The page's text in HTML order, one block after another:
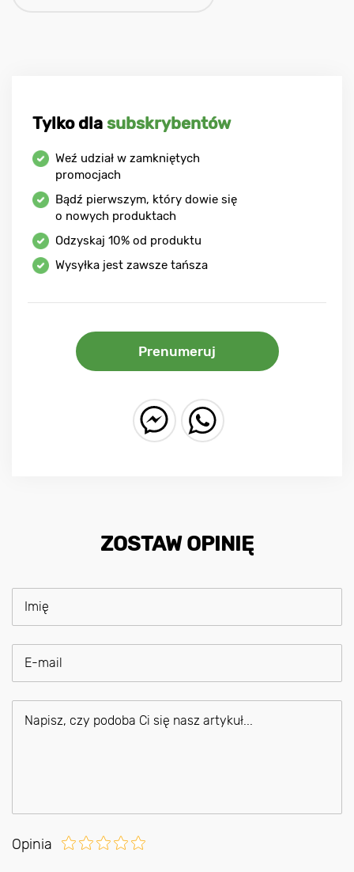
Tylko dla subskrybentów
Weź udział w zamkniętych
promocjach
Bądź pierwszym, który dowie się
o nowych produktach
Odzyskaj 10% od produktu
Wysyłka jest zawsze tańsza
Prenumeruj
ZOSTAW OPINIĘ
Opinia